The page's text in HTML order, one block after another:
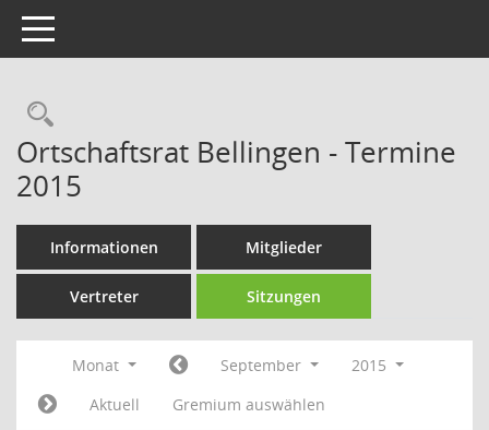
Toggle navigation
Rechercheauswahl
Ortschaftsrat Bellingen - Termine
2015
Informationen Mitglieder
Vertreter Sitzungen
Monat September
2015
Aktuell
Gremium auswählen